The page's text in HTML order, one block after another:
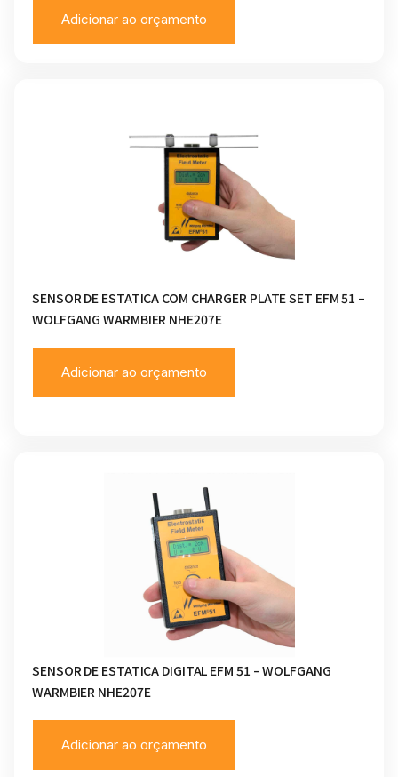
Adicionar ao orçamento
SENSOR DE ESTATICA COM CHARGER PLATE SET EFM 51 –
WOLFGANG WARMBIER NHE207E
Adicionar ao orçamento
SENSOR DE ESTATICA DIGITAL EFM 51 – WOLFGANG
WARMBIER NHE207E
Adicionar ao orçamento